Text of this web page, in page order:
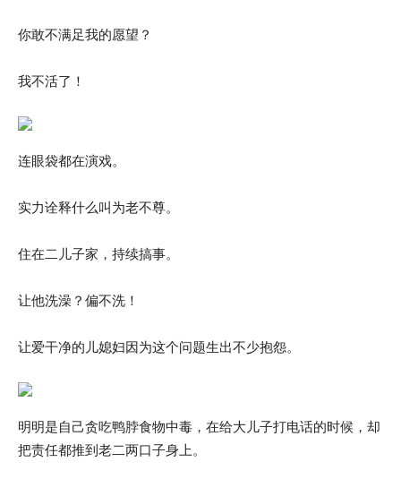
你敢不满足我的愿望？
我不活了！
连眼袋都在演戏。
实力诠释什么叫为老不尊。
住在二儿子家，持续搞事。
让他洗澡？偏不洗！
让爱干净的儿媳妇因为这个问题生出不少抱怨。
明明是自己贪吃鸭脖食物中毒，在给大儿子打电话的时候，却
把责任都推到老二两口子身上。